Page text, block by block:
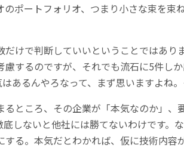
のポートフォリオ、つまり小さな束を
だけで判断していいということではあ
慮するのですが、それでも流石に5件し
あるんやろなって、まず思いますよね。
るところ、その企業が「本気なのか」
しないと他社には勝てないわけです。
する。本気だとわかれば、仮に技術内